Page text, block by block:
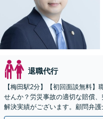
退職代行
【梅田駅2分】【初回面談無料
せんか？労災事故の適切な賠償
解決実績がございます。顧問弁
対応。【休日・夜間相談可】